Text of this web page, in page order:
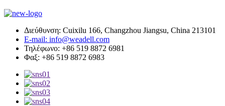
Διεύθυνση: Cuixilu 166, Changzhou Jiangsu, China 213101
E-mail: info@weadell.com
Τηλέφωνο: +86 519 8872 6981
Φαξ: +86 519 8872 6983